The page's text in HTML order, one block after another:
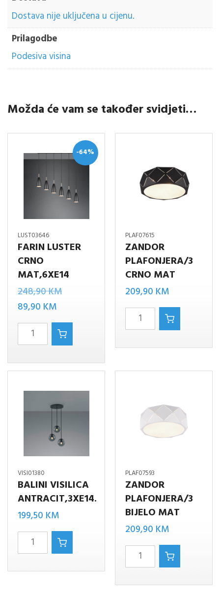
Dostava nije uključena u cijenu.
Prilagodbe
Podesiva visina
Možda će vam se također svidjeti…
-64%
LUST03646
FARIN LUSTER
CRNO
MAT,6XE14
248,90KMIzvorna
bila
je:
89,90 KMTrenutna
cijena
je:
FARIN
LUSTER
CRNO
MAT,6XE14
količina
PLAF07615
ZANDOR
PLAFONJERA/3
CRNO MAT
209,90 KM
ZANDOR
PLAFONJERA/3
CRNO
količina
VISI01380
BALINI VISILICA
ANTRACIT,3XE14.
199,50 KM
BALINI
VISILICA
ANTRACIT,3XE14.
PLAF07593
ZANDOR
PLAFONJERA/3
BIJELO MAT
209,90 KM
ZANDOR
PLAFONJERA/3
BIJELO